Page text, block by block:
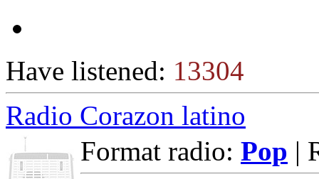
Have listened: 13304
Radio Corazon latino
Format radio: Pop |